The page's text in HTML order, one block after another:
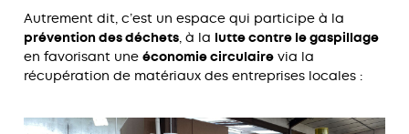
Autrement dit, c’est un espace qui participe à la
prévention des déchets, à la lutte contre le gaspillage
en favorisant uneéconomie circulaire via la
récupération de matériaux des entreprises locales :